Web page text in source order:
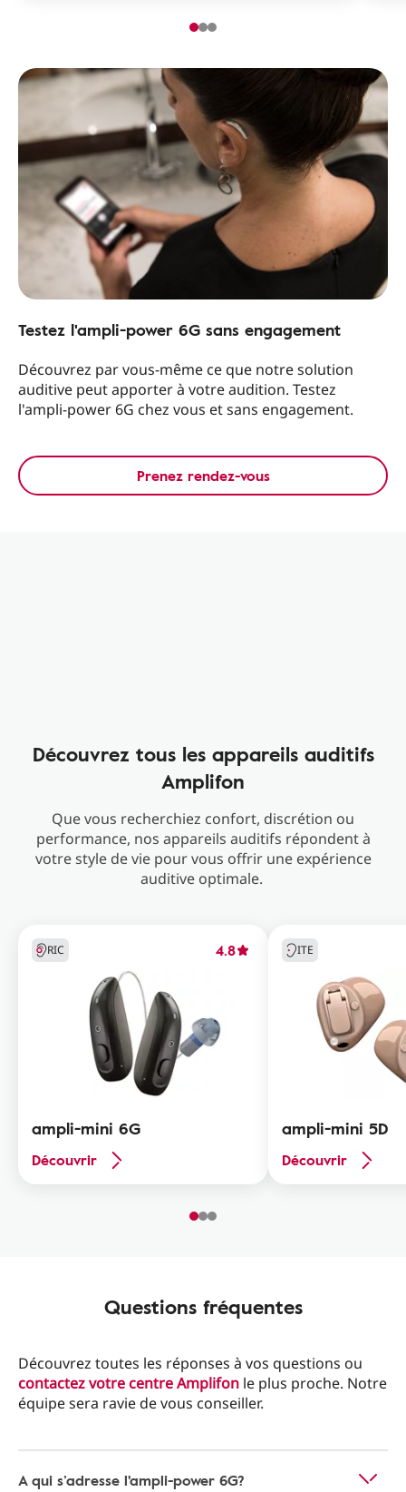
Testez l'ampli-power 6G sans engagement
Découvrez par vous-même ce que notre solution
auditive peut apporter à votre audition. Testez
l'ampli-power 6G chez vous et sans engagement.
Prenez rendez-vous
Découvrez tous les appareils auditifs
Amplifon
Que vous recherchiez confort, discrétion ou
performance, nos appareils auditifs répondent à
votre style de vie pour vous offrir une expérience
auditive optimale.
RIC 4.8
ampli-mini 6G
Découvrir
ITE
ampli-mini 5D
Découvrir
Questions fréquentes
Découvrez toutes les réponses à vos questions ou
contactez votre centre Amplifon le plus proche. Notre
équipe sera ravie de vous conseiller.
A qui s’adresse l'ampli-power 6G?